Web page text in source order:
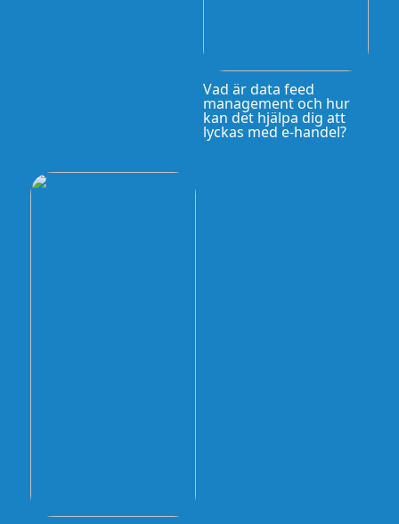
Vad är data feed
management och hur
kan det hjälpa dig att
lyckas med e-handel?